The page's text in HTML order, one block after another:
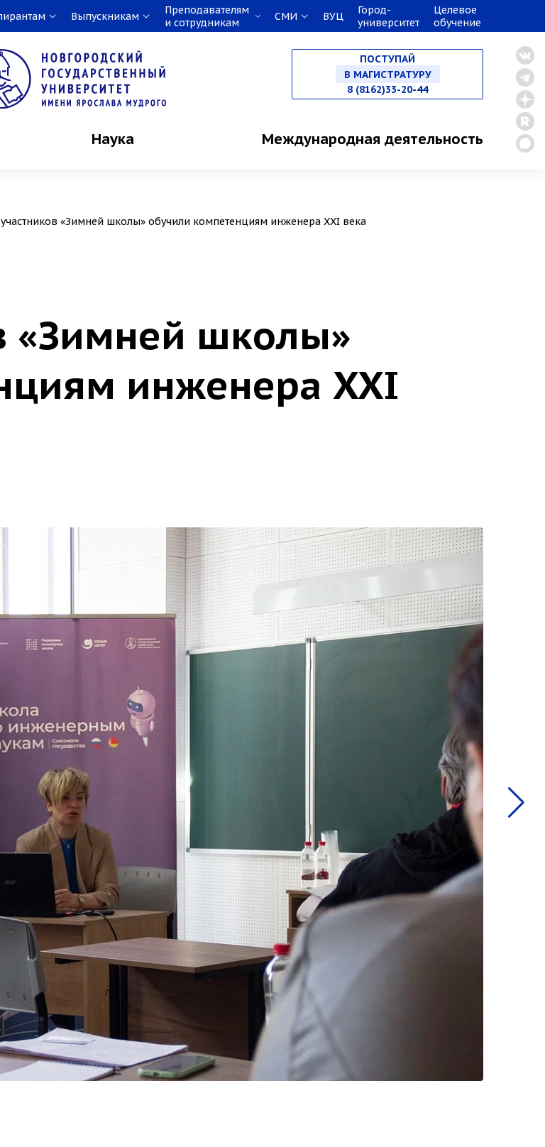
Выпускникам
Преподавателям
и сотрудникам
СМИ ВУЦ
Город-
университет
Целевое
обучение
ПОСТУПАЙ
НА СПЕЦИАЛИТЕТ
В МАГИСТРАТУРУ
8 (8162)33-20-44
Наука Международная деятельность
«Зимней школы» обучили компетенциям инженера XXI века
«Зимней школы»
инженера XXI